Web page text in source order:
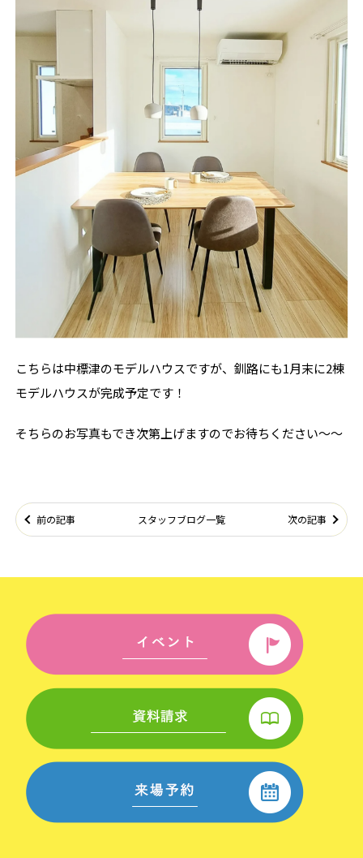
こちらは中標津のモデルハウスですが、釧路にも1月末に2棟
モデルハウスが完成予定です！
そちらのお写真もでき次第上げますのでお待ちください～～
前の記事 スタッフブログ一覧 次の記事